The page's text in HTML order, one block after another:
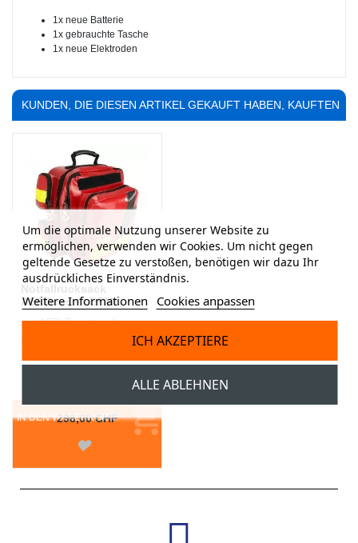
1x neue Batterie
1x gebrauchte Tasche
1x neue Elektroden
KUNDEN, DIE DIESEN ARTIKEL GEKAUFT HABEN, KAUFTEN
Notfallrucksack
AEROcase® EPMC
mit AED-Fronttasche,
Plane, rot, 47 x 42 x 20 cm
IN DEN WARENKORB
298,00 CHF
Um die optimale Nutzung unserer Website zu
ermöglichen, verwenden wir Cookies. Um nicht gegen
geltende Gesetze zu verstoßen, benötigen wir dazu Ihr
ausdrückliches Einverständnis.
Weitere Informationen Cookies anpassen
ALLE ABLEHNEN
ICH AKZEPTIERE